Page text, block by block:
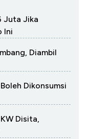
Juta Jika
Ini
Diambil
Dikonsumsi
Disita,